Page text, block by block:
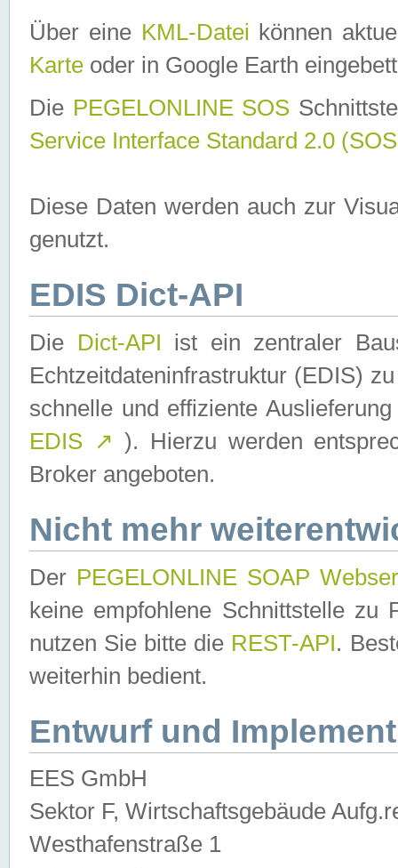
Über eine KML-Datei können
Karte oder in Google Earth
Die PEGELONLINE SOS
Service Interface Standard 2.0
Diese Daten werden auch zur
genutzt.
EDIS Dict-API
Die Dict-API ist ein zentraler
Echtzeitdateninfrastruktur (EDIS)
schnelle und effiziente
EDIS ↗ ). Hierzu werden
Broker angeboten.
Nicht mehr
Der PEGELONLINE SOAP
keine empfohlene Schnittstelle zu
nutzen Sie bitte die REST-API.
weiterhin bedient.
Entwurf und
EES GmbH
Sektor F, Wirtschaftsgebäude
Westhafenstraße 1